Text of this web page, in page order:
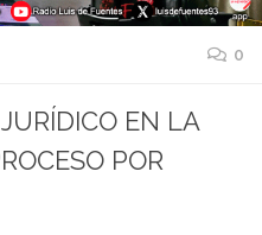
0
EN LA
POR